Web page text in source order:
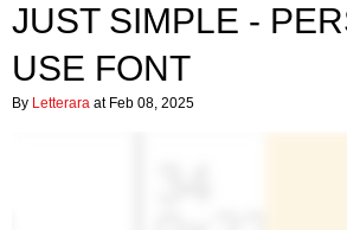
JUST SIMPLE -
USE FONT
By Letterara at Feb 08, 2025